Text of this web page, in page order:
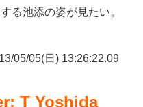
る池添の姿が見たい。
05/05(日) 13:26:22.09
T Yoshida